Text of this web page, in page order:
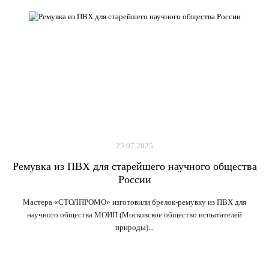
25.07.2025
Ремувка из ПВХ для старейшего научного общества
России
Мастера «СТОЛПРОМО» изготовили брелок-ремувку из ПВХ для
научного общества МОИП (Московское общество испытателей
природы)...